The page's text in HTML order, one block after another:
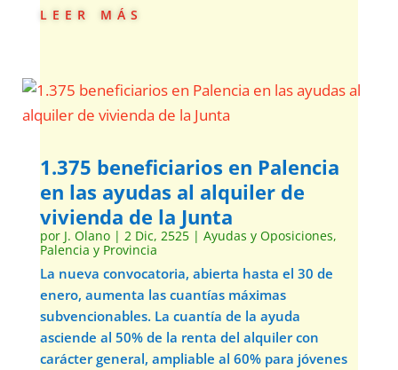
leer más
1.375 beneficiarios en Palencia
en las ayudas al alquiler de
vivienda de la Junta
por J. Olano| 2 Dic, 2525| Ayudas y Oposiciones,
Palencia y Provincia
La nueva convocatoria, abierta hasta el 30 de
enero, aumenta las cuantías máximas
subvencionables. La cuantía de la ayuda
asciende al 50% de la renta del alquiler con
carácter general, ampliable al 60% para jóvenes